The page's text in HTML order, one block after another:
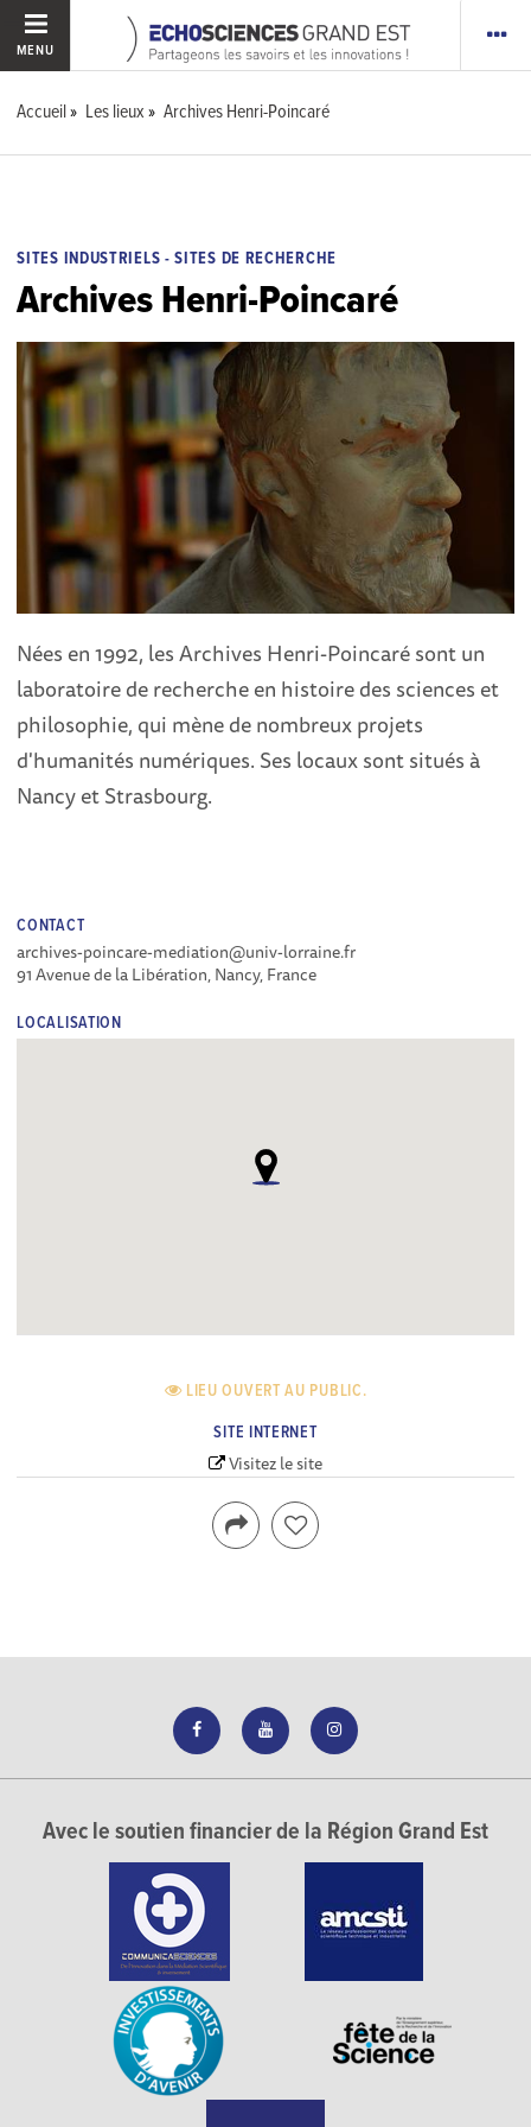
MENU
Accueil Les lieux Archives Henri-Poincaré
SITES INDUSTRIELS - SITES DE RECHERCHE
Archives Henri-Poincaré
Nées en 1992, les Archives Henri-Poincaré sont un
laboratoire de recherche en histoire des sciences et
philosophie, qui mène de nombreux projets
d'humanités numériques. Ses locaux sont situés à
Nancy et Strasbourg.
CONTACT
archives-poincare-mediation@univ-lorraine.fr
91 Avenue de la Libération, Nancy, France
LOCALISATION
LIEU OUVERT AU PUBLIC.
SITE INTERNET
Visitez le site
Avec le soutien financier de la Région Grand Est